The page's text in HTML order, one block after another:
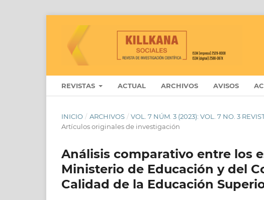
REVISTAS ACTUAL ARCHIVOS AVISOS
INICIO / ARCHIVOS / VOL. 7 NÚM. 3 (2023): VOL. 7 NO. 3
Artículos originales de investigación
Análisis comparativo entre los
Ministerio de Educación y del
Calidad de la Educación